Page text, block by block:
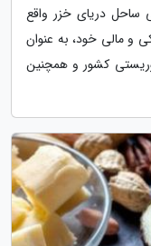
ساحل دریای خزر واقع
و مالی خود، به عنوان
کشور و همچنین